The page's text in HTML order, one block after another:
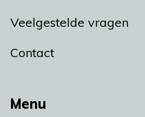
Menu
Veelgestelde vragen
Contact